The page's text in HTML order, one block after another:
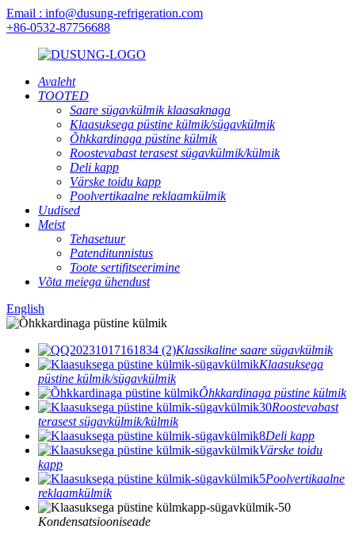
Email : info@dusung-refrigeration.com
+86-0532-87756688
Avaleht
TOOTED
Saare sügavkülmik klaasaknaga
Klaasuksega püstine külmik/sügavkülmik
Õhkkardinaga püstine külmik
Roostevabast terasest sügavkülmik/külmik
Deli kapp
Värske toidu kapp
Poolvertikaalne reklaamkülmik
Uudised
Meist
Tehasetuur
Patenditunnistus
Toote sertifitseerimine
Võta meiega ühendust
English
Klassikaline saare sügavkülmik
Klaasuksega
püstine külmik/sügavkülmik
Õhkkardinaga püstine külmik
Roostevabast
terasest sügavkülmik/külmik
Deli kapp
Värske toidu
kapp
Poolvertikaalne
reklaamkülmik
Kondensatsiooniseade